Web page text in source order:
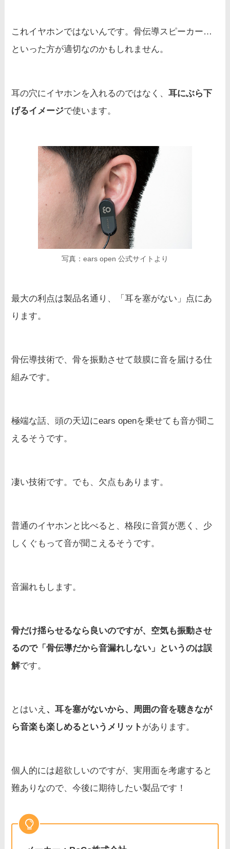
これイヤホンではないんです。骨伝導スピーカー…
といった方が適切なのかもしれません。
耳の穴にイヤホンを入れるのではなく、耳にぶら下
げるイメージで使います。
写真：ears open 公式サイトより
最大の利点は製品名通り、「耳を塞がない」点にあ
ります。
骨伝導技術で、骨を振動させて鼓膜に音を届ける仕
組みです。
極端な話、頭の天辺にears openを乗せても音が聞こ
えるそうです。
凄い技術です。でも、欠点もあります。
普通のイヤホンと比べると、格段に音質が悪く、少
しくぐもって音が聞こえるそうです。
音漏れもします。
骨だけ揺らせるなら良いのですが、空気も振動させ
るので「骨伝導だから音漏れしない」というのは誤
解です。
とはいえ 、耳を塞がないから、周囲の音を聴きなが
ら音楽も楽しめるというメリット があります。
個人的には超欲しいのですが、実用面を考慮すると
難ありなので、今後に期待したい製品です！